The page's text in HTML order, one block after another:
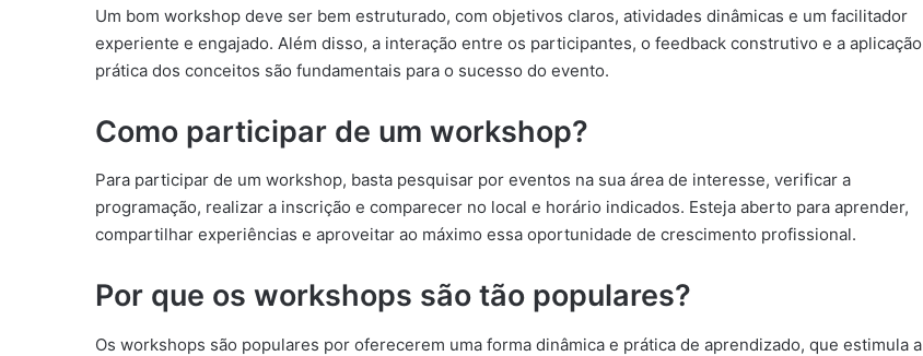
Um bom workshop deve ser bem estruturado, com objetivos claros, atividades dinâmicas e um facilitador
experiente e engajado. Além disso, a interação entre os participantes, o feedback construtivo e a aplicação
prática dos conceitos são fundamentais para o sucesso do evento.
Como participar de um workshop?
Para participar de um workshop, basta pesquisar por eventos na sua área de interesse, verificar a
programação, realizar a inscrição e comparecer no local e horário indicados. Esteja aberto para aprender,
compartilhar experiências e aproveitar ao máximo essa oportunidade de crescimento profissional.
Por que os workshops são tão populares?
Os workshops são populares por oferecerem uma forma dinâmica e prática de aprendizado, que estimula a